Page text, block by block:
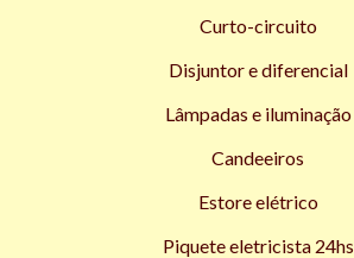
Curto-circuito
Disjuntor e diferencial
Lâmpadas e iluminação
Candeeiros
Estore elétrico
Piquete eletricista 24hs